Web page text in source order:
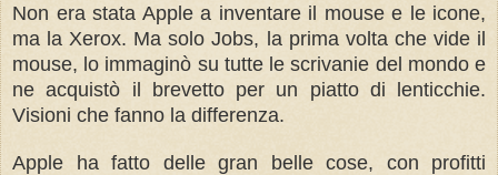
Non era stata Apple a inventare il mouse e le icone,
ma la Xerox. Ma solo Jobs, la prima volta che vide il
mouse, lo immaginò su tutte le scrivanie del mondo e
ne acquistò il brevetto per un piatto di lenticchie.
Visioni che fanno la differenza.
Apple ha fatto delle gran belle cose, con profitti